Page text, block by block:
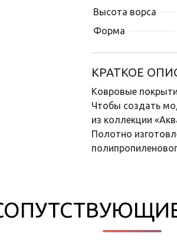
Высота ворса
Форма
КРАТКОЕ
Ковровые
Чтобы создать
из коллекции
Полотно